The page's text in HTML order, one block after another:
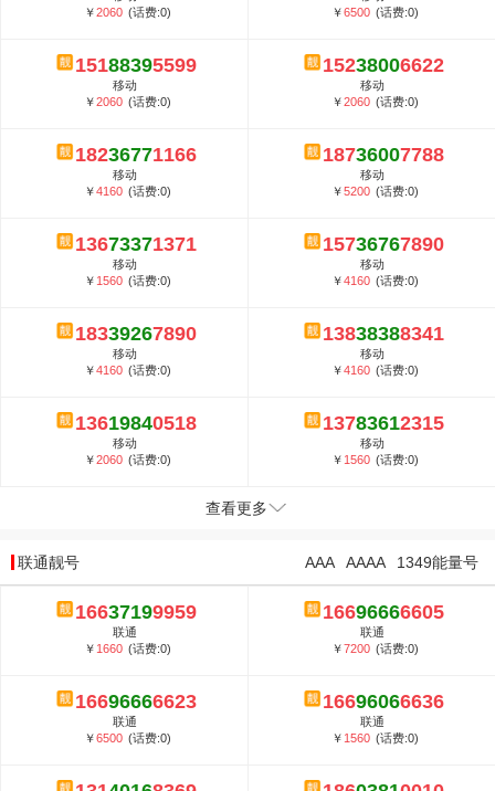
郑州全号网选号流程官方选号平台...
￥2060 (话费:0)
￥6500 (话费:0)
15188395599
移动
￥2060 (话费:0)
15238006622
移动
￥2060 (话费:0)
18236771166
移动
￥4160 (话费:0)
18736007788
移动
￥5200 (话费:0)
13673371371
移动
￥ 1560 (话费:0)
15736767890
移动
￥4160 (话费:0)
18339267890
移动
￥4160 (话费:0)
13838388341
移动
￥4160 (话费:0)
13619840518
移动
￥2060 (话费:0)
13783612315
移动
￥ 1560 (话费:0)
查看更多
联通靓号 1349能量号
AAAA
AAA
16637199959
联通
￥ 1660 (话费:0)
16696666605
联通
￥7200 (话费:0)
16696666623
联通
￥6500 (话费:0)
16696066636
联通
￥ 1560 (话费:0)